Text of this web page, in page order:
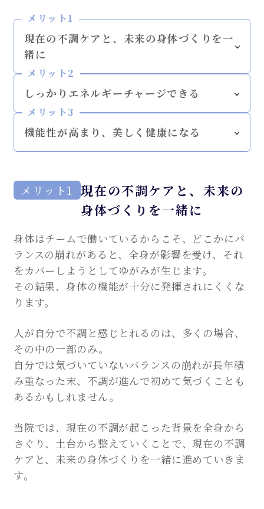
メリット1
現在の不調ケアと、 未来の身体づくりを一
緒に
メリット2
しっかりエネルギーチャージできる
メリット3
機能性が高まり、 美しく健康になる
メリット1
現在の不調ケアと、未来の
身体づくりを一緒に
身体はチームで働いているからこそ、どこかにバ
ランスの崩れがあると、全身が影響を受け、それ
をカバーしようとしてゆがみが生じます。
その結果、身体の機能が十分に発揮されにくくな
ります。
人が自分で不調と感じとれるのは、多くの場合、
その中の一部のみ。
自分では気づいていないバランスの崩れが長年積
み重なった末、不調が進んで初めて気づくことも
あるかもしれません。
当院では、現在の不調が起こった背景を全身から
さぐり、土台から整えていくことで、現在の不調
ケアと、未来の身体づくりを一緒に進めていきま
す。